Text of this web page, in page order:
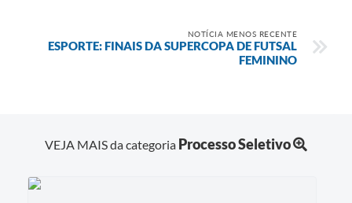
NOTÍCIA MENOS RECENTE
ESPORTE: FINAIS DA SUPERCOPA DE FUTSAL
FEMININO
VEJA MAIS da categoria Processo Seletivo